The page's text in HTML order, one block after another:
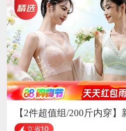
【2件超值组/200斤内穿
胸显小透气内衣·肤色+墨兰
立省10